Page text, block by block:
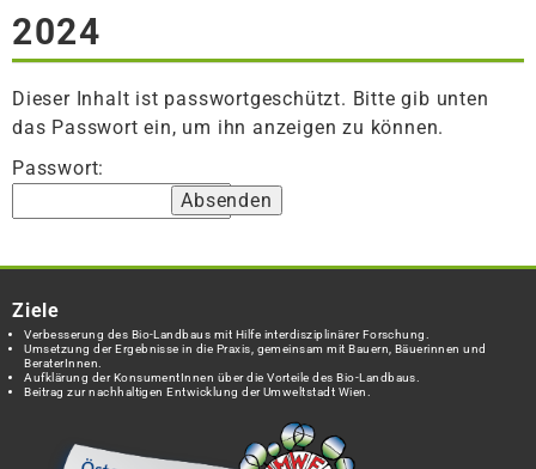
2024
Dieser Inhalt ist passwortgeschützt. Bitte gib unten
das Passwort ein, um ihn anzeigen zu können.
Passwort:
Ziele
Verbesserung des Bio-Landbaus mit Hilfe interdisziplinärer Forschung.
Umsetzung der Ergebnisse in die Praxis, gemeinsam mit Bauern, Bäuerinnen und
BeraterInnen.
Aufklärung der KonsumentInnen über die Vorteile des Bio-Landbaus.
Beitrag zur nachhaltigen Entwicklung der Umweltstadt Wien.